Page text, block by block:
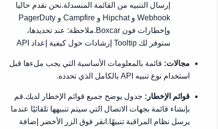
إرسال التنبيه من القائمة المنسدلة.نحن نقدم حاليا
Webhook و Hipchat و Campfire و PagerDuty
وإخطارات فون Boxcar.ملاحظة: عند تحديدها،
ستوفر لك Tooltip إرشادات حول كيفية إعداد API
مجالات: قائمة بالمعلومات الأساسية التي يجب ملءها قبل
استخدام نوع تنبيه API بالكامل الذي تحدده.
قوائم الإخطار: جدول يوضح جميع قوائم الإخطار لديك.قم
بإنشاء قائمة بجهات الاتصال التي سيتم تنبيهها تلقائيًا عندما
يرسل نظام المراقبة تنبيهًا.انقر فوق الزر الأخضر إضافة